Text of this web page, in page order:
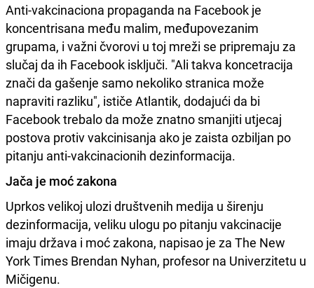
Anti-vakcinaciona propaganda na Facebook je
koncentrisana među malim, međupovezanim
grupama, i važni čvorovi u toj mreži se pripremaju za
slučaj da ih Facebook isključi. "Ali takva koncetracija
znači da gašenje samo nekoliko stranica može
napraviti razliku", ističe Atlantik, dodajući da bi
Facebook trebalo da može znatno smanjiti utjecaj
postova protiv vakcinisanja ako je zaista ozbiljan po
pitanju anti-vakcinacionih dezinformacija.
Jača je moć zakona
Uprkos velikoj ulozi društvenih medija u širenju
dezinformacija, veliku ulogu po pitanju vakcinacije
imaju država i moć zakona, napisao je za The New
York Times Brendan Nyhan, profesor na Univerzitetu u
Mičigenu.